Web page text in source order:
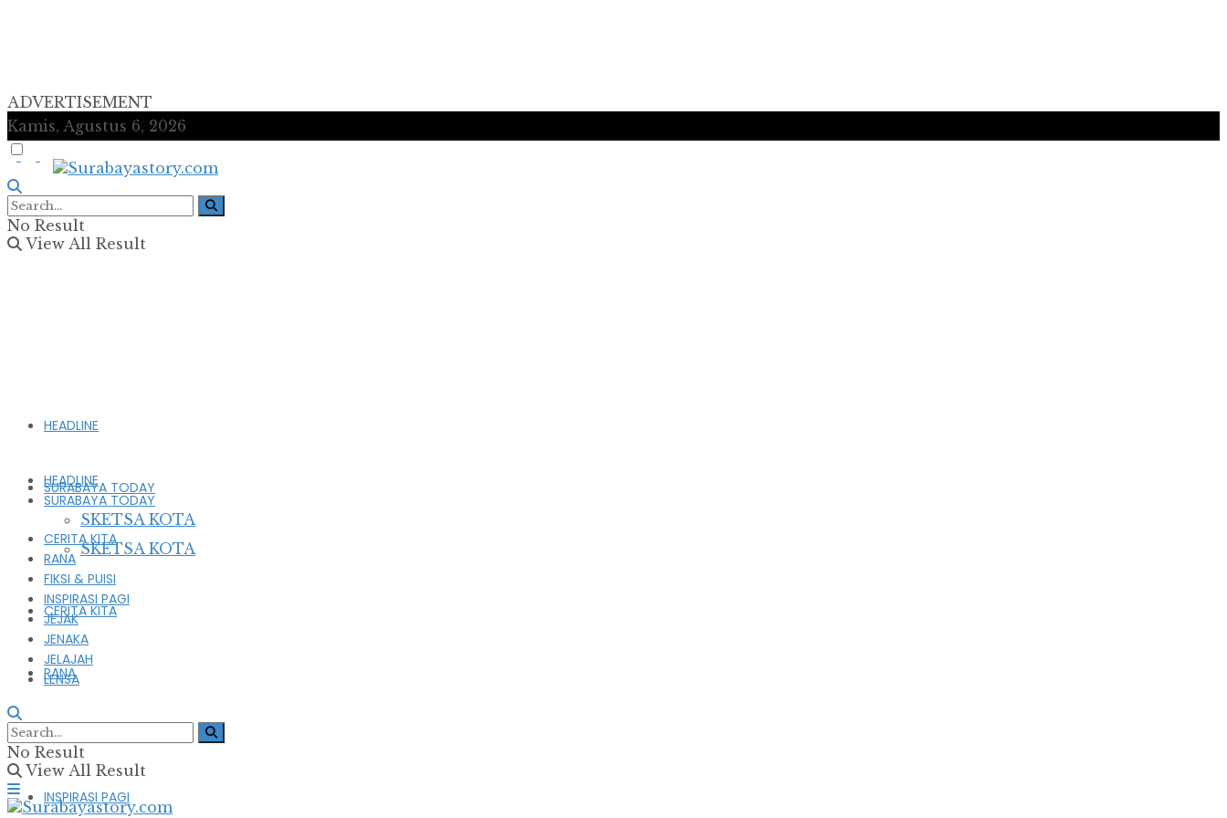
ADVERTISEMENT
Kamis, Agustus 6, 2026
No Result
View All Result
HEADLINE
SURABAYA TODAY
SKETSA KOTA
CERITA KITA
RANA
FIKSI & PUISI
INSPIRASI PAGI
HEADLINE
SURABAYA TODAY
SKETSA KOTA
CERITA KITA
RANA
FIKSI & PUISI
INSPIRASI PAGI
JEJAK
JENAKA
JELAJAH
LENSA
No Result
View All Result